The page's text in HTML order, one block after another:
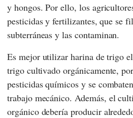
y hongos. Por ello, los
pesticidas y fertilizantes, que se
subterráneas y las contaminan.
Es mejor utilizar harina de trigo
trigo cultivado orgánicamente,
pesticidas químicos y se
trabajo mecánico. Además, el
orgánico debería producir